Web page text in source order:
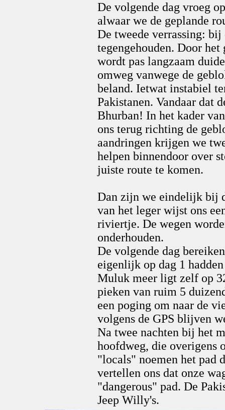
De volgende dag vroeg
alwaar we de geplande
De tweede verrassing:
tegengehouden. Door
wordt pas langzaam
omweg vanwege de
beland. Ietwat instabiel
Pakistanen. Vandaar dat
Bhurban! In het kader
ons terug richting de
aandringen krijgen we
helpen binnendoor over
juiste route te komen.
Dan zijn we eindelijk bij
van het leger wijst ons
riviertje. De wegen
onderhouden.
De volgende dag
eigenlijk op dag 1
Muluk meer ligt zelf op
pieken van ruim 5
een poging om naar de
volgens de GPS blijven
Na twee nachten bij het
hoofdweg, die overigens
"locals" noemen het pad
vertellen ons dat onze
"dangerous" pad. De
Jeep Willy's.